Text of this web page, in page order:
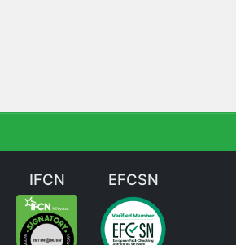
IFCN EFCSN